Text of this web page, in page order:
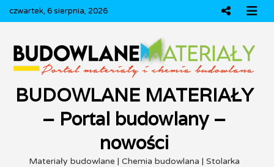
czwartek, 6 sierpnia, 2026
BUDOWLANE MATERIAŁY
– Portal budowlany –
nowości
Materiały budowlane | Chemia budowlana | Stolarka